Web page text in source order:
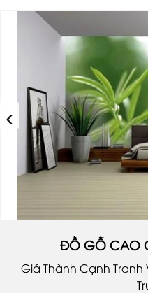
‹
ĐỒ GỖ CAO
Giá Thành Cạnh Tranh